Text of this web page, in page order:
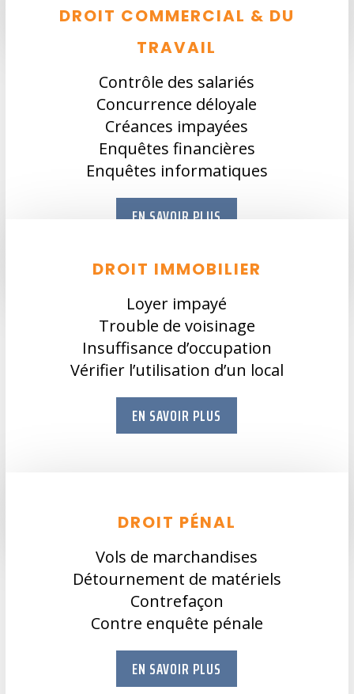
DROIT COMMERCIAL & DU
TRAVAIL
Contrôle des salariés
Concurrence déloyale
Créances impayées
Enquêtes financières
Enquêtes informatiques
EN SAVOIR PLUS
DROIT IMMOBILIER
Loyer impayé
Trouble de voisinage
Insuffisance d’occupation
Vérifier l’utilisation d’un local
EN SAVOIR PLUS
DROIT PÉNAL
Vols de marchandises
Détournement de matériels
Contrefaçon
Contre enquête pénale
EN SAVOIR PLUS